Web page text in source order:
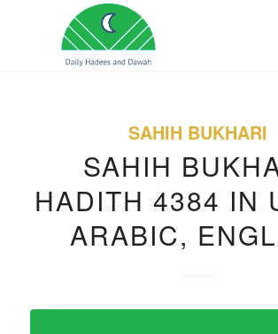
SAHIH BUKHARI
SAHIH
HADITH 4384 IN
ARABIC,